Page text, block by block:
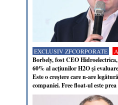
EXCLUSIV ZFCORPORATE
Borbely, fost CEO
60% al acţiunilor H2O şi
Este o creştere care n-are
companiei. Free float-ul este